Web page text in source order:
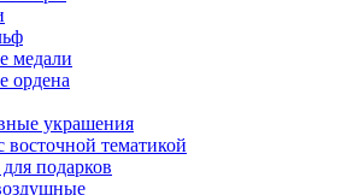
медали
ордена
украшения
восточной тематикой
подарков